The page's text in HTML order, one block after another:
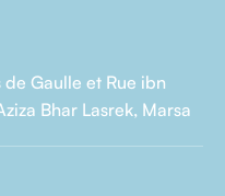
Gaulle et Rue ibn
Bhar Lasrek, Marsa